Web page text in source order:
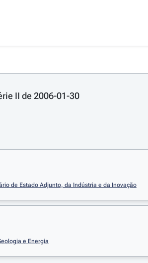
II de 2006-01-30
de Estado Adjunto, da Indústria e da Inovação
e Energia